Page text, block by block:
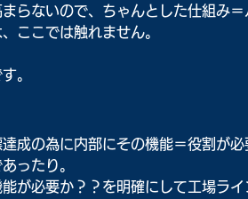
らないので、ちゃんとした仕組み＝
ここでは触れません。
。
成の為に内部にその機能＝役割が必
ったり。
が必要か？？を明確にして工場ライ